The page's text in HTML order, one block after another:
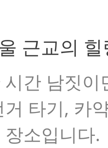
근교의
간 남짓
타기, 카
소입니다.